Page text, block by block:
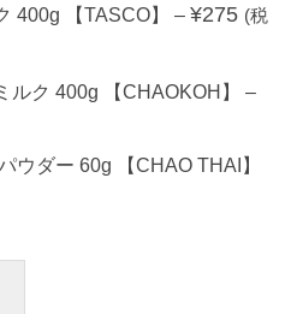
400g 【TASCO】 – ¥275 (税
ルク 400g 【CHAOKOH】 –
ウダー 60g 【CHAO THAI】